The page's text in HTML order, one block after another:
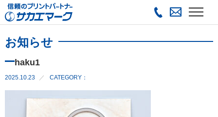
お知らせ
haku1
2025.10.23 CATEGORY：